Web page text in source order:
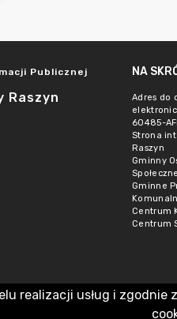
Publicznej
Raszyn
NA
Adres do
60485-
Strona
Raszyn
Gminny
Gminne
Centrum
Centrum
realizacji usług i zgodnie z